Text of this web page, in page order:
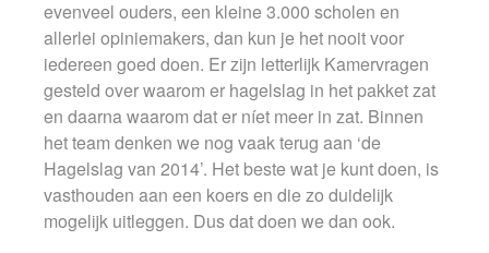
evenveel ouders, een kleine 3.000 scholen en
allerlei opiniemakers, dan kun je het nooit voor
iedereen goed doen. Er zijn letterlijk Kamervragen
gesteld over waarom er hagelslag in het pakket zat
en daarna waarom dat er níet meer in zat. Binnen
het team denken we nog vaak terug aan ‘de
Hagelslag van 2014’. Het beste wat je kunt doen, is
vasthouden aan een koers en die zo duidelijk
mogelijk uitleggen. Dus dat doen we dan ook.